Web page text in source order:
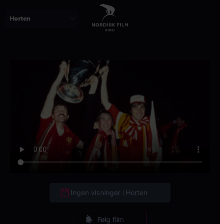
Ingen visninger i Horten
Følg film